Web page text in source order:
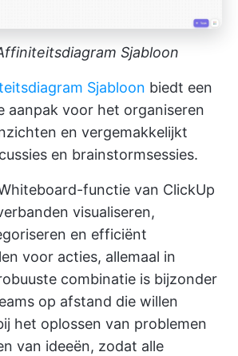
Sjabloon
Sjabloon biedt een
aanpak voor het organiseren
en vergemakkelijkt
en brainstormsessies.
functie van ClickUp
visualiseren,
en efficiënt
voor acties, allemaal in
combinatie is bijzonder
op afstand die willen
het oplossen van problemen
van ideeën, zodat alle